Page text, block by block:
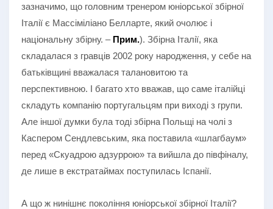
зазначимо, що головним тренером юніорської збірної
Італії є Массіміліано Белларте, який очолює і
національну збірну. – Прим.). Збірна Італії, яка
складалася з гравців 2002 року народження, у себе на
батьківщині вважалася талановитою та
перспективною. І багато хто вважав, що саме італійці
складуть компанію португальцям при виході з групи.
Але іншої думки була тоді збірна Польщі на чолі з
Каспером Сендлевським, яка поставила «шлагбаум»
перед «Скуадрою адзуррою» та вийшла до півфіналу,
де лише в екстратаймах поступилась Іспанії.
А що ж нинішнє покоління юніорської збірної Італії?